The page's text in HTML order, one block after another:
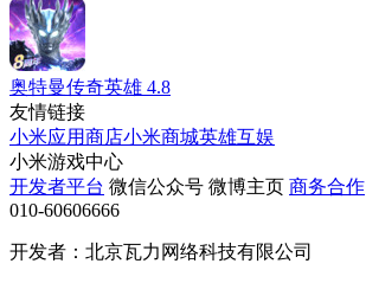
奥特曼传奇英雄 4.8
友情链接
小米应用商店小米商城英雄互娱
小米游戏中心
开发者平台 微信公众号 微博主页 商务合作
010-60606666
开发者：北京瓦力网络科技有限公司